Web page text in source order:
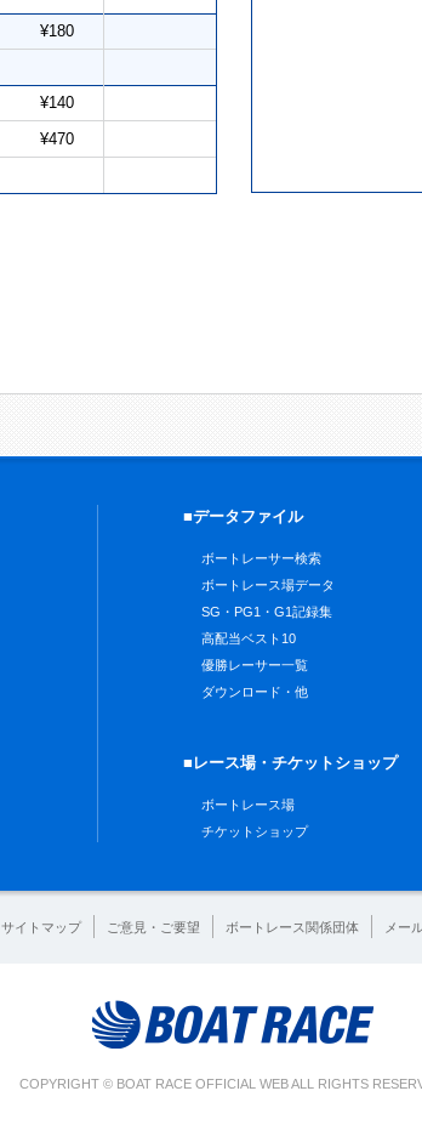
¥180
¥140
¥470
■データファイル
ボートレーサー検索
ボートレース場データ
SG・PG1・G1記録集
高配当ベスト10
優勝レーサー一覧
ダウンロード・他
■レース場・チケットショップ
ボートレース場
チケットショップ
サイトマップ ご意見・ご要望 ボートレース関係団体 メー
COPYRIGHT © BOAT RACE OFFICIAL WEB ALL RIGHTS